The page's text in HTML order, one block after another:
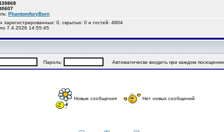
PhantomfuryBorn
зарегистрированных: 0, скрытых: 0 и гостей: 4804
7.4.2026 14:55:45
Пароль: Автоматически входить при каждом посещении
Новые сообщения Нет новых сообщений